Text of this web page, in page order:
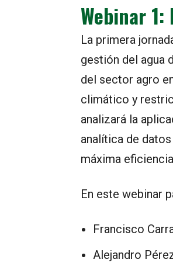
Webinar
La primera
gestión del agua
del sector agro
climático y
analizará la
analítica de
máxima
En este webinar
Francisco
Alejandro